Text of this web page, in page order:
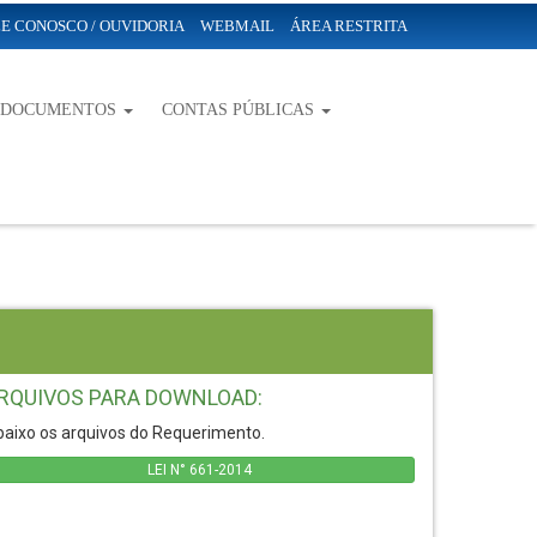
CONOSCO / OUVIDORIA WEBMAIL ÁREA RESTRITA
CONTAS PÚBLICAS
PARA DOWNLOAD:
os arquivos do Requerimento.
LEI N° 661-2014